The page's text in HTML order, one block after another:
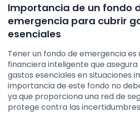
Importancia de un fondo
emergencia para cubrir
esenciales
Tener un fondo de emergencia
financiera inteligente que
gastos esenciales en situaciones
importancia de este fondo no
ya que proporciona una red de
protege contra las